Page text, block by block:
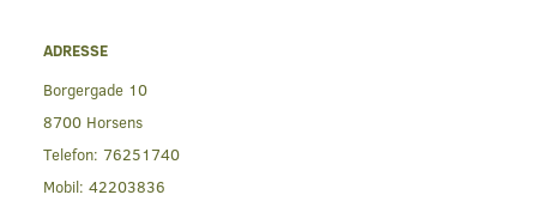
ADRESSE
Borgergade 10
8700 Horsens
Telefon: 76251740
Mobil: 42203836